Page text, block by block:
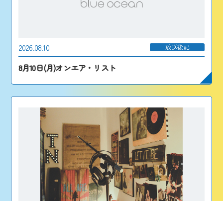
2026.08.10 放送後記
8月10日(月)オンエア・リスト